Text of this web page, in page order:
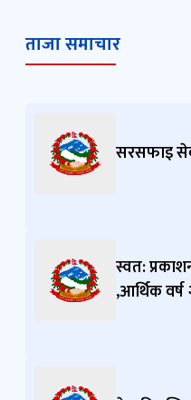
ताजा समाचार
सरसफाइ
स्वत:
,आर्थिक